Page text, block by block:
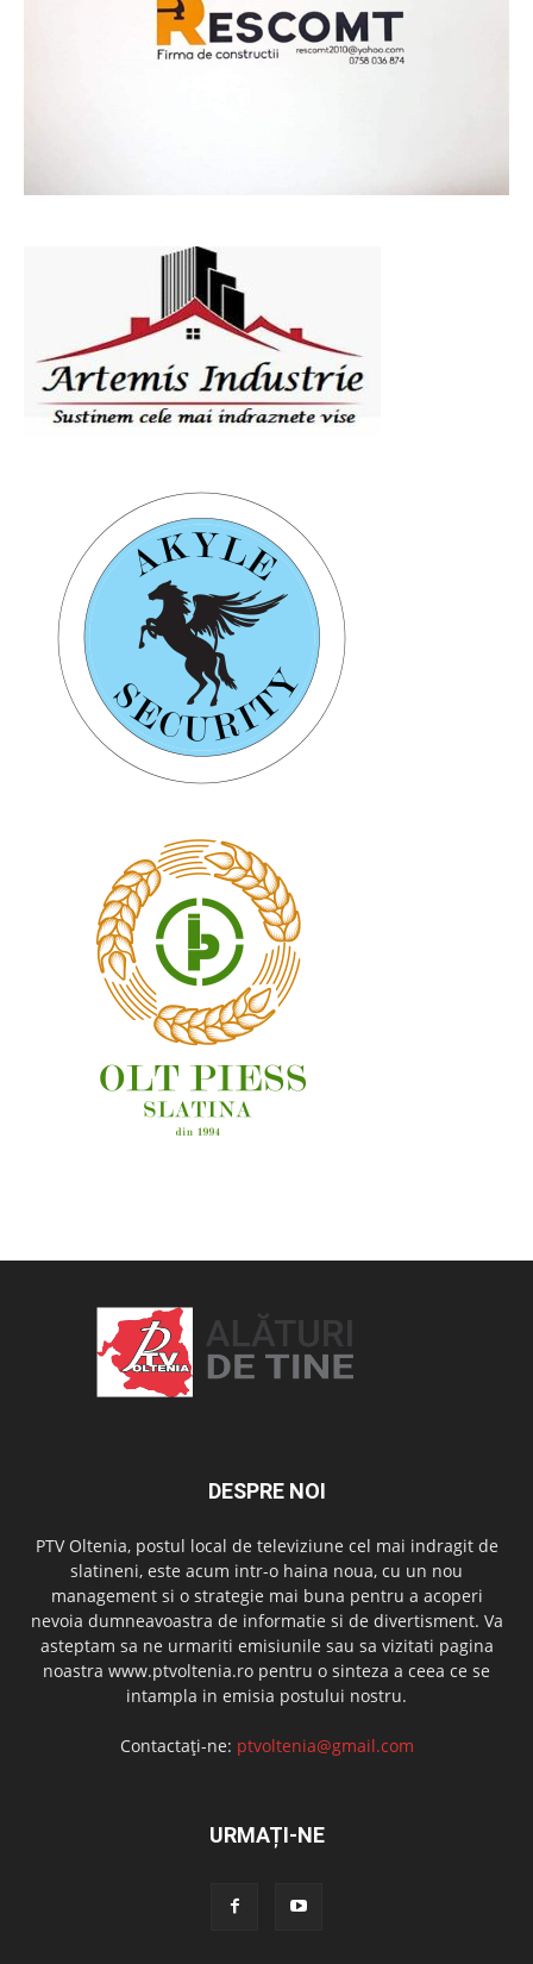
DESPRE NOI
PTV Oltenia, postul local de televiziune cel mai indragit de
slatineni, este acum intr-o haina noua, cu un nou
management si o strategie mai buna pentru a acoperi
nevoia dumneavoastra de informatie si de divertisment. Va
asteptam sa ne urmariti emisiunile sau sa vizitati pagina
noastra www.ptvoltenia.ro pentru o sinteza a ceea ce se
intampla in emisia postului nostru.
Contactați-ne: ptvoltenia@gmail.com
URMAȚI-NE